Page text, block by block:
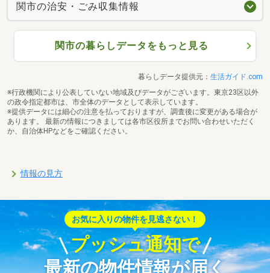
関市の治安・ごみ収集情報
関市の暮らしデータをもっと見る
暮らしデータ提供元： 生活ガイド.com
※行政機関により公表していない地域及びデータがございます。東京23区以外
の政令指定都市は、市全体のデータとして表示しています。
※提供データには細心の注意を払っておりますが、調査後に変更がある場合が
あります。 最新の情報につきましては各市区役所までお問い合わせいただく
か、自治体HPなどをご確認ください。
情報の見方
お気に入りの物件を見逃さない！
プッシュ通知で
最新の物件情報が届く